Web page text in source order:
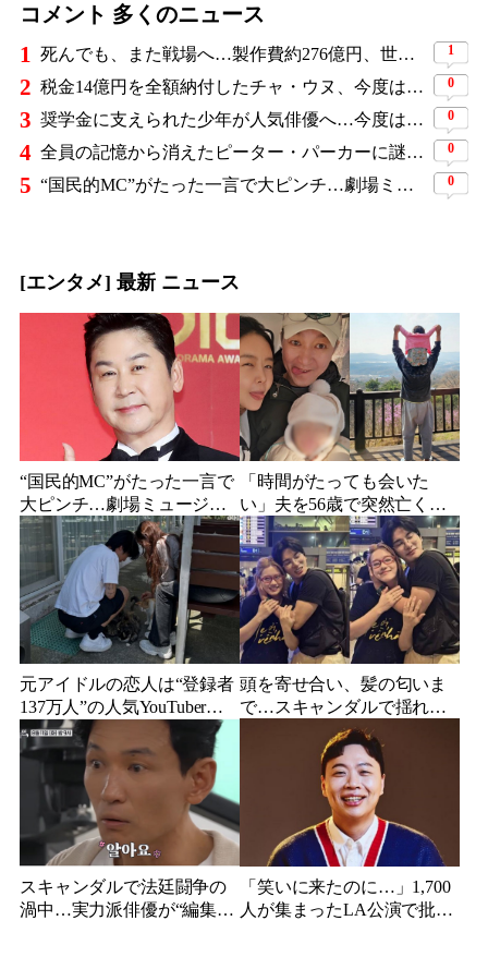
コメント 多くのニュース
1 死んでも、また戦場へ…製作費約276億円、世界興収584億円のSF大作『オール・ユー・ニード・イズ・キル』がついに配信 1
2 税金14億円を全額納付したチャ・ウヌ、今度は軍服姿で登場…鍛え上げた上半身に驚きの声 0
3 奨学金に支えられた少年が人気俳優へ…今度は子どもたちに総額5,000万円を寄付 0
4 全員の記憶から消えたピーター・パーカーに謎の敵と制御不能の新能力…『スパイダーマン：ブランド・ニュー・デイ』に期待爆発 0
5 “国民的MC”がたった一言で大ピンチ…劇場ミュージカルを巡る発言に批判続出、ついに長文で謝罪 0
[エンタメ] 最新 ニュース
“国民的MC”がたった一言で
大ピンチ…劇場ミュージカ
ルを巡る発言に批判続出、
ついに長文で謝罪
「時間がたっても会いた
い」夫を56歳で突然亡くし
た妻…笑顔が父親に似てき
た娘と歩む“その後”
元アイドルの恋人は“登録者
137万人”の人気YouTuberだ
った…同日投稿で明らかに
なった2人の関係
頭を寄せ合い、髪の匂いま
で…スキャンダルで揺れた
人気俳優、ベトナム女性歌
手との親密動画が公開
スキャンダルで法廷闘争の
渦中…実力派俳優が“編集な
「笑いに来たのに…」1,700
人が集まったLA公演で批判